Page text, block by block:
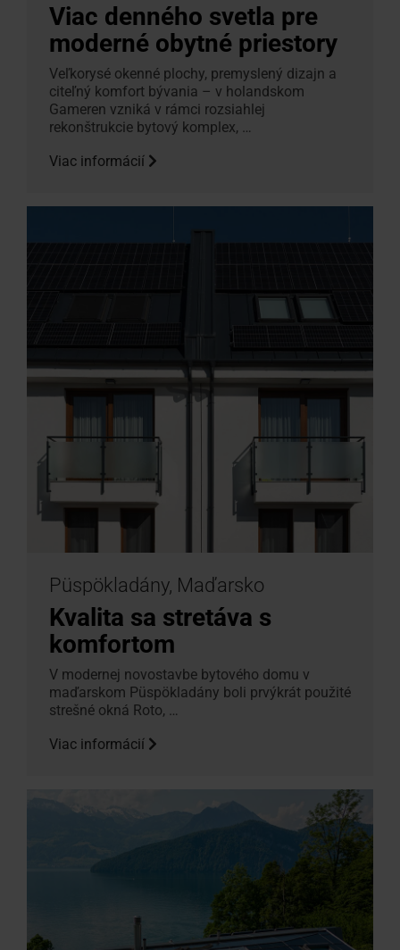
Viac denného svetla pre
moderné obytné priestory
Veľkorysé okenné plochy, premyslený dizajn a
citeľný komfort bývania – v holandskom
Gameren vzniká v rámci rozsiahlej
rekonštrukcie bytový komplex, …
Viac informácií
Püspökladány, Maďarsko
Kvalita sa stretáva s
komfortom
V modernej novostavbe bytového domu v
maďarskom Püspökladány boli prvýkrát použité
strešné okná Roto, …
Viac informácií